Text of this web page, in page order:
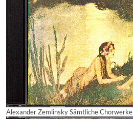
Alexander Zemlinsky Sämtliche Chorwerke